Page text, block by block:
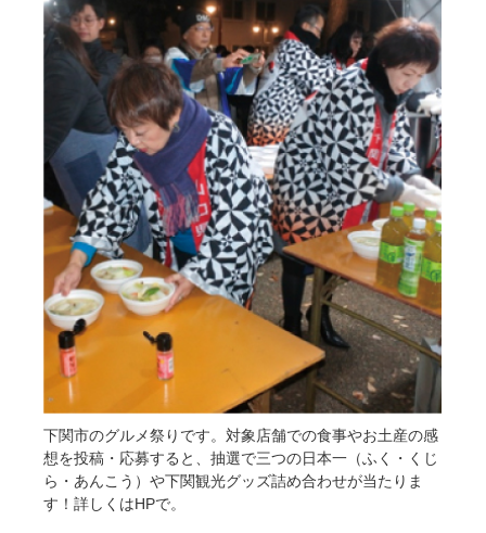
下関市のグルメ祭りです。対象店舗での食事やお土産の感
想を投稿・応募すると、抽選で三つの日本一（ふく・くじ
ら・あんこう）や下関観光グッズ詰め合わせが当たりま
す！詳しくはHPで。